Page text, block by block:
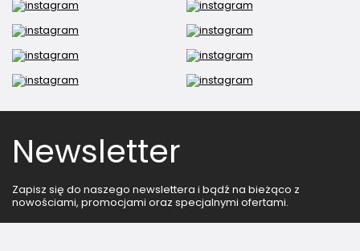
Newsletter
Zapisz się do naszego newslettera i bądź na bieżąco z
nowościami, promocjami oraz specjalnymi ofertami.